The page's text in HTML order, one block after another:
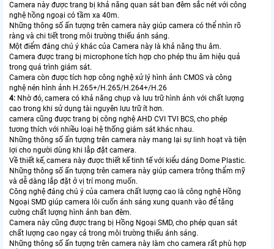
Camera này được trang bị khả năng quan sát ban đêm sắc nét với công
nghệ hồng ngoại có tầm xa 40m.
Những thông số ấn tượng trên camera này giúp camera có thể nhìn rõ
ràng và chi tiết trong môi trường thiếu ánh sáng.
Một điểm đáng chú ý khác của Camera này là khả năng thu âm.
Camera được trang bị microphone tích hợp cho phép thu âm hiệu quả
trong quá trình giám sát.
Camera còn được tích hợp công nghệ xử lý hình ảnh CMOS và công
nghệ nén hình ảnh H.265+/H.265/H.264+/H.26
4: Nhờ đó, camera có khả năng chụp và lưu trữ hình ảnh với chất lượng
cao trong khi sử dụng tài nguyên lưu trữ ít hơn.
camera cũng được trang bị công nghệ AHD CVI TVI BCS, cho phép
tương thích với nhiều loại hệ thống giám sát khác nhau.
Những thông số ấn tượng trên camera này mang lại sự linh hoạt và tiện
lợi cho người dùng khi lắp đặt camera.
Về thiết kế, camera này được thiết kế tinh tế với kiểu dáng Dome Plastic.
Những thông số ấn tượng trên camera này giúp camera trông thẩm mỹ
và dễ dàng lắp đặt ở vị trí mong muốn.
Công nghệ đáng chú ý của camera chất lượng cao là công nghệ Hồng
Ngoại SMD giúp camera lôi cuốn ánh sáng xung quanh vào để tăng
cường chất lượng hình ảnh ban đêm.
Camera này cũng được trang bị Hồng Ngoại SMD, cho phép quan sát
chất lượng cao ngay cả trong môi trường thiếu ánh sáng.
Những thông số ấn tượng trên camera này làm cho camera rất phù hợp